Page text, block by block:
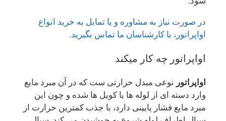
در صورت نیاز به مشاوره و یا تمایل به خرید انواع
اواپراتور، با کارشناسان ما تماس بگیرید.
اواپراتور چه کار میکند
اواپراتور نوعی مبدل حرارتی ست که در آن مبرد مایع
وارد دسته ای از لوله ها یا کویل ها شده و چون این
مبرد مایع فشار پایینی دارد، با جذب کمترین حرارت از